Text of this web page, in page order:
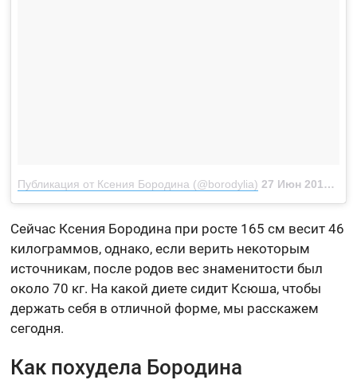
Публикация от Ксения Бородина (@borodylia) 27 Июн 2018 в 4:25 PDT
Сейчас Ксения Бородина при росте 165 см весит 46
килограммов, однако, если верить некоторым
источникам, после родов вес знаменитости был
около 70 кг. На какой диете сидит Ксюша, чтобы
держать себя в отличной форме, мы расскажем
сегодня.
Как похудела Бородина